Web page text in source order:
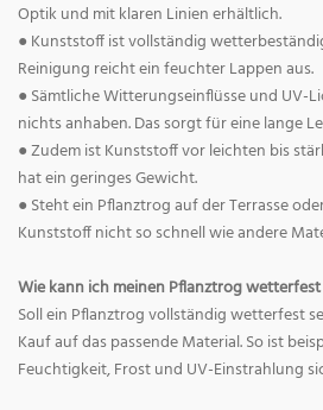
Optik und mit klaren Linien erhältlich.
● Kunststoff ist vollständig
Reinigung reicht ein feuchter Lappen aus.
● Sämtliche Witterungseinflüsse und UV-
nichts anhaben. Das sorgt für eine lange
● Zudem ist Kunststoff vor leichten bis
hat ein geringes Gewicht.
● Steht ein Pflanztrog auf der Terrasse
Kunststoff nicht so schnell wie andere
Wie kann ich meinen Pflanztrog
Soll ein Pflanztrog vollständig wetterfest
Kauf auf das passende Material. So ist
Feuchtigkeit, Frost und UV-Einstrahlung